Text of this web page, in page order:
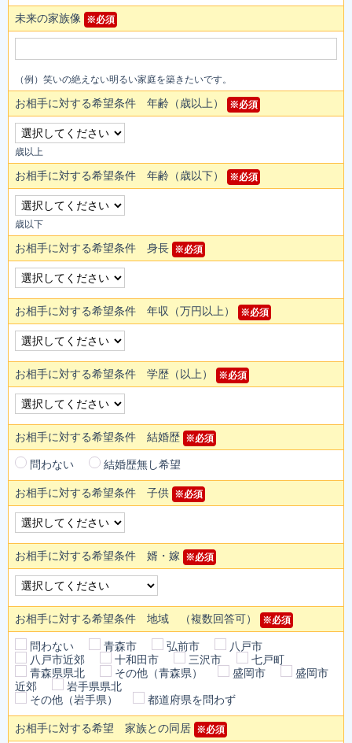
未来の家族像 ※必須
（例）笑いの絶えない明るい家庭を築きたいです。
お相手に対する希望条件 年齢（歳以上） ※必須
歳以上
お相手に対する希望条件 年齢（歳以下） ※必須
歳以下
お相手に対する希望条件 身長 ※必須
お相手に対する希望条件 年収（万円以上） ※必須
お相手に対する希望条件 学歴（以上） ※必須
お相手に対する希望条件 結婚歴 ※必須
問わない 結婚歴無し希望
お相手に対する希望条件 子供 ※必須
お相手に対する希望条件 婿・嫁 ※必須
お相手に対する希望条件 地域 （複数回答可） ※必須
問わない 青森市 弘前市
八戸市
八戸市近郊
十和田市 三沢市
七戸町
青森県県北
その他（青森県） 盛岡市
盛岡市
近郊
岩手県県北
その他（岩手県）
都道府県を問わず
お相手に対する希望 家族との同居 ※必須